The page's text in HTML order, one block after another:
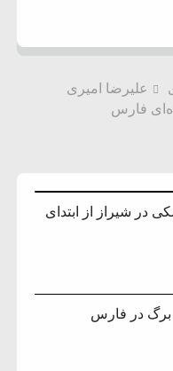
علیرضا امیری
فارس
در شیراز از ابتدای
برگ در فارس